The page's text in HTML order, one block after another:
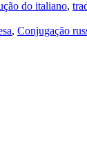
do italiano,
, Conjugação